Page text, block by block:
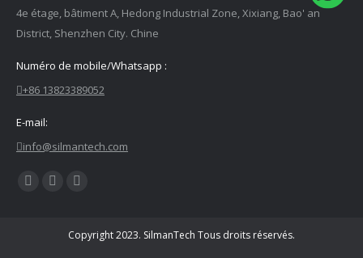
4e étage, bâtiment A, Hedong Industrial Zone, Xixiang, Bao' an
District, Shenzhen City. Chine
Numéro de mobile/Whatsapp :
+86 13823389052
E-mail:
info@silmantech.com
Trouvez
FacebookYouTubeLinkedIn
Copyright 2023. SilmanTech Tous droits réservés.